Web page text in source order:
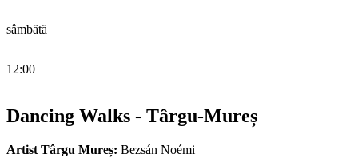
sâmbătă
12:00
Dancing Walks - Târgu-Mureș
Artist Târgu Mureș: Bezsán Noémi